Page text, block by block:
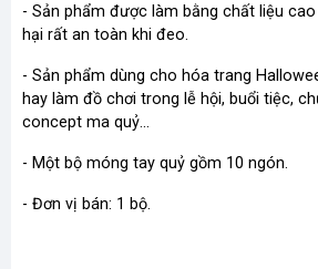
- Sản phẩm được làm bằng chất liệu
hại rất an toàn khi đeo.
- Sản phẩm dùng cho hóa trang
hay làm đồ chơi trong lễ hội, buổi tiệc,
concept ma quỷ...
- Một bộ móng tay quỷ gồm 10 ngón.
- Đơn vị bán: 1 bộ.